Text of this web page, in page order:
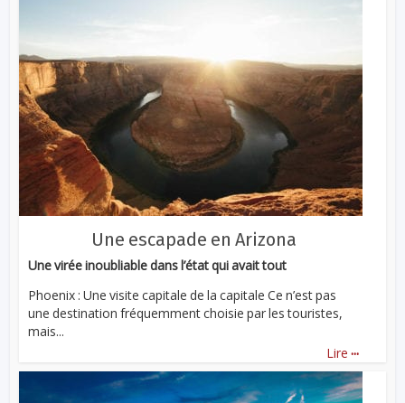
Une escapade en Arizona
Une virée inoubliable dans l’état qui avait tout
Phoenix : Une visite capitale de la capitale Ce n’est pas
une destination fréquemment choisie par les touristes,
mais...
Lire ...